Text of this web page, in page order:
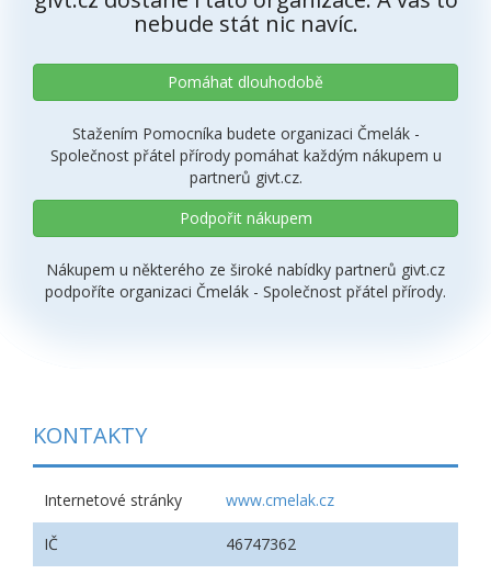
nebude stát nic navíc.
Pomáhat dlouhodobě
Stažením Pomocníka budete organizaci Čmelák -
Společnost přátel přírody pomáhat každým nákupem u
partnerů givt.cz.
Podpořit nákupem
Nákupem u některého ze široké nabídky partnerů givt.cz
podpoříte organizaci Čmelák - Společnost přátel přírody.
KONTAKTY
Internetové stránky www.cmelak.cz
IČ 46747362